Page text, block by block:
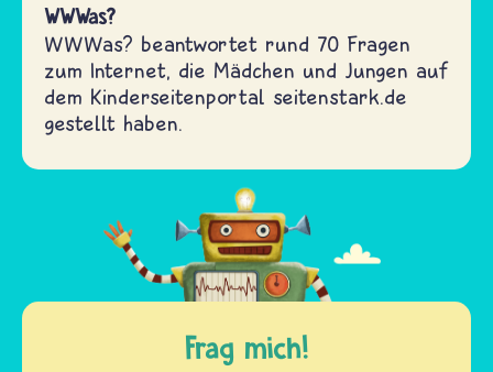
WWWas?
WWWas? beantwortet rund 70 Fragen
zum Internet, die Mädchen und Jungen auf
dem Kinderseitenportal seitenstark.de
gestellt haben.
Frag mich!